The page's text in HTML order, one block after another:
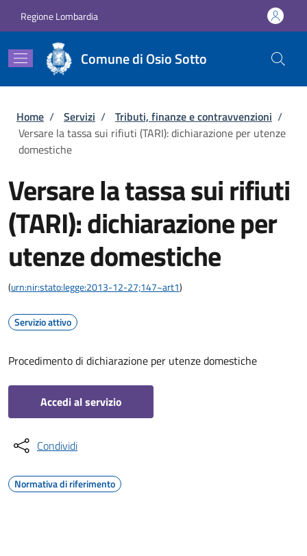
Regione Lombardia
Comune di Osio Sotto
Briciole di pane
Home / Servizi / Tributi, finanze e contravvenzioni /
Versare la tassa sui rifiuti (TARI): dichiarazione per utenze
domestiche
Versare la tassa sui rifiuti
(TARI): dichiarazione per
utenze domestiche
(urn:nir:stato:legge:2013-12-27;147~art1)
Servizio attivo
Procedimento di dichiarazione per utenze domestiche
Accedi al servizio
Condividi
Normativa di riferimento